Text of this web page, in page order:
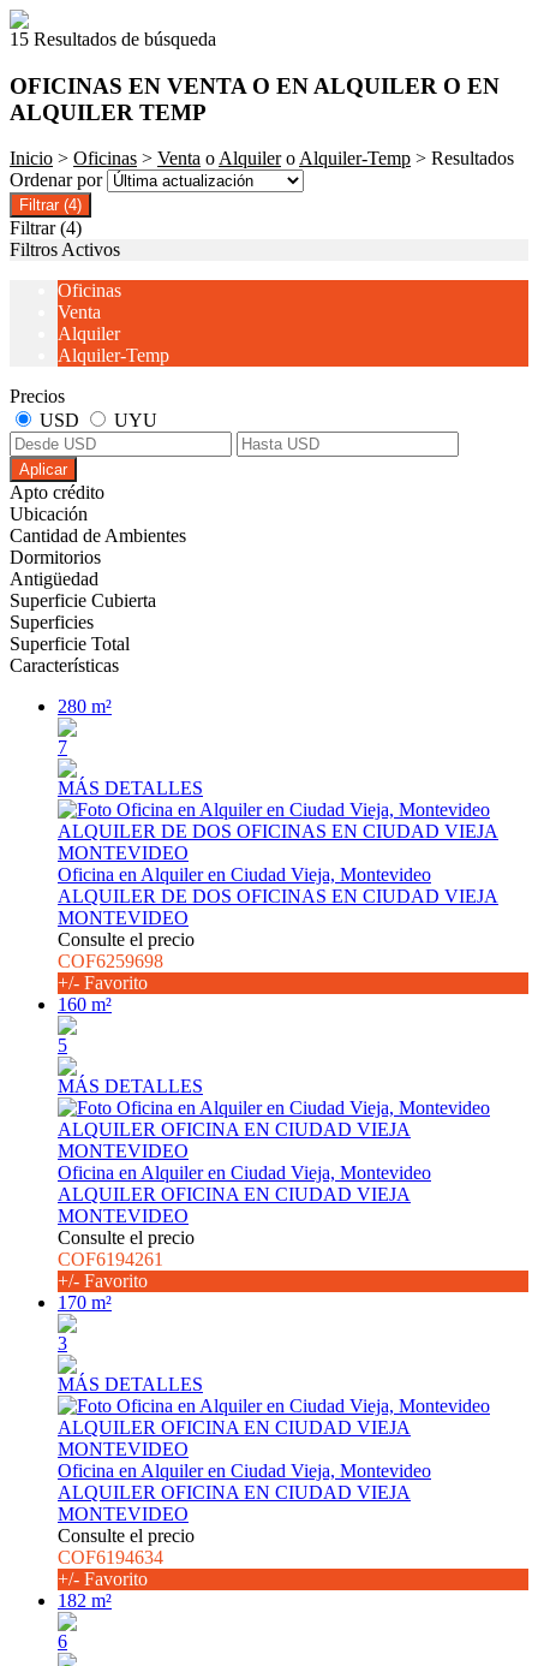
15 Resultados de búsqueda
OFICINAS EN VENTA O EN ALQUILER O EN
ALQUILER TEMP
Inicio > Oficinas > Venta oAlquileroAlquiler-Temp > Resultados
Ordenar por
Filtrar (4)
Filtrar (4)
Filtros Activos
Oficinas
Venta
Alquiler
Alquiler-Temp
Precios
USD
UYU
Aplicar
Apto crédito
Ubicación
Cantidad de Ambientes
Dormitorios
Antigüedad
Superficie Cubierta
Superficies
Superficie Total
Características
280 m²
7
MÁS DETALLES
Oficina en Alquiler en Ciudad Vieja, Montevideo
ALQUILER DE DOS OFICINAS EN CIUDAD VIEJA
MONTEVIDEO
Consulte el precio
COF6259698
+/- Favorito
160 m²
5
MÁS DETALLES
Oficina en Alquiler en Ciudad Vieja, Montevideo
ALQUILER OFICINA EN CIUDAD VIEJA
MONTEVIDEO
Consulte el precio
COF6194261
+/- Favorito
170 m²
3
MÁS DETALLES
Oficina en Alquiler en Ciudad Vieja, Montevideo
ALQUILER OFICINA EN CIUDAD VIEJA
MONTEVIDEO
Consulte el precio
COF6194634
+/- Favorito
182 m²
6